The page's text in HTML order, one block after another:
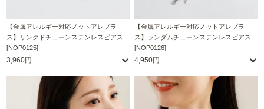
【金属アレルギー対応ノットアレプラ
ス】リンクドチェーンステンレスピアス
[NOP0125]
3,960円
【金属アレルギー対応ノットアレプラ
ス】ランダムチェーンステンレスピアス
[NOP0126]
4,950円